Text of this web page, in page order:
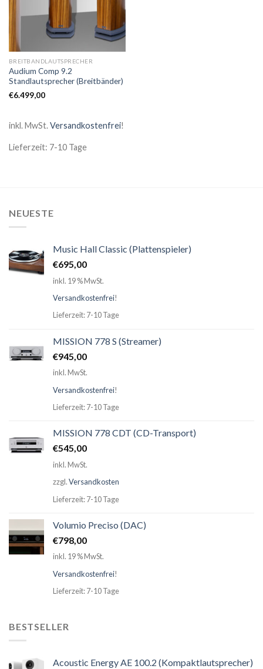
BREITBANDLAUTSPRECHER
Audium Comp 9.2
Standlautsprecher (Breitbänder)
€6.499,00
inkl. MwSt.Versandkostenfrei!
Lieferzeit: 7-10 Tage
NEUESTE
Music Hall Classic (Plattenspieler)
€695,00
inkl. 19 % MwSt.
Versandkostenfrei!
Lieferzeit: 7-10 Tage
MISSION 778 S (Streamer)
€945,00
inkl. MwSt.
Versandkostenfrei!
Lieferzeit: 7-10 Tage
MISSION 778 CDT (CD-Transport)
€545,00
inkl. MwSt.
zzgl.Versandkosten
Lieferzeit: 7-10 Tage
Volumio Preciso (DAC)
€798,00
inkl. 19 % MwSt.
Versandkostenfrei!
Lieferzeit: 7-10 Tage
BESTSELLER
Acoustic Energy AE 100.2 (Kompaktlautsprecher)